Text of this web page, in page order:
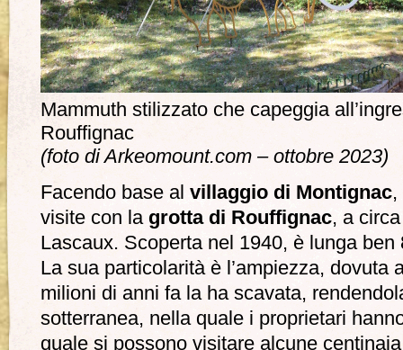
Mammuth stilizzato che capeggia
Rouffignac
(foto di Arkeomount.com – ottobre 2023)
Facendo base al villaggio di Montignac,
visite con la grotta di Rouffignac, a
Lascaux. Scoperta nel 1940, è lunga
La sua particolarità è l’ampiezza, dovuta
milioni di anni fa la ha scavata,
sotterranea, nella quale i proprietari
quale si possono visitare alcune